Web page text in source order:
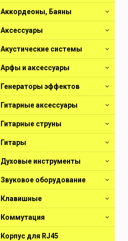
Аккордеоны, Баяны
Аксессуары
Акустические системы
Арфы и аксессуары
Генераторы эффектов
Гитарные аксессуары
Гитарные струны
Гитары
Духовые инструменты
Звуковое оборудование
Клавишные
Коммутация
Корпус для RJ45